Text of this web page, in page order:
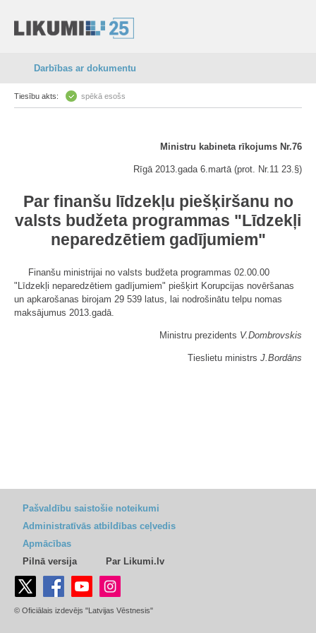
Darbības ar dokumentu
Tiesību akts: spēkā esošs
Ministru kabineta rīkojums Nr.76
Rīgā 2013.gada 6.martā (prot. Nr.11 23.§)
Par finanšu līdzekļu piešķiršanu no
valsts budžeta programmas "Līdzekļi
neparedzētiem gadījumiem"
Finanšu ministrijai no valsts budžeta programmas 02.00.00
"Līdzekļi neparedzētiem gadījumiem" piešķirt Korupcijas novēršanas
un apkarošanas birojam 29 539 latus, lai nodrošinātu telpu nomas
maksājumus 2013.gadā.
Ministru prezidents V.Dombrovskis
Tieslietu ministrs J.Bordāns
Pašvaldību saistošie noteikumi
Administratīvās atbildības ceļvedis
Apmācības
Pilnā versija
Par Likumi.lv
© Oficiālais izdevējs "Latvijas Vēstnesis"